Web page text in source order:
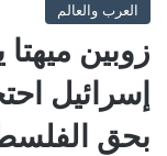
العرب والعالم
زوبين
إسرائيل
بحق